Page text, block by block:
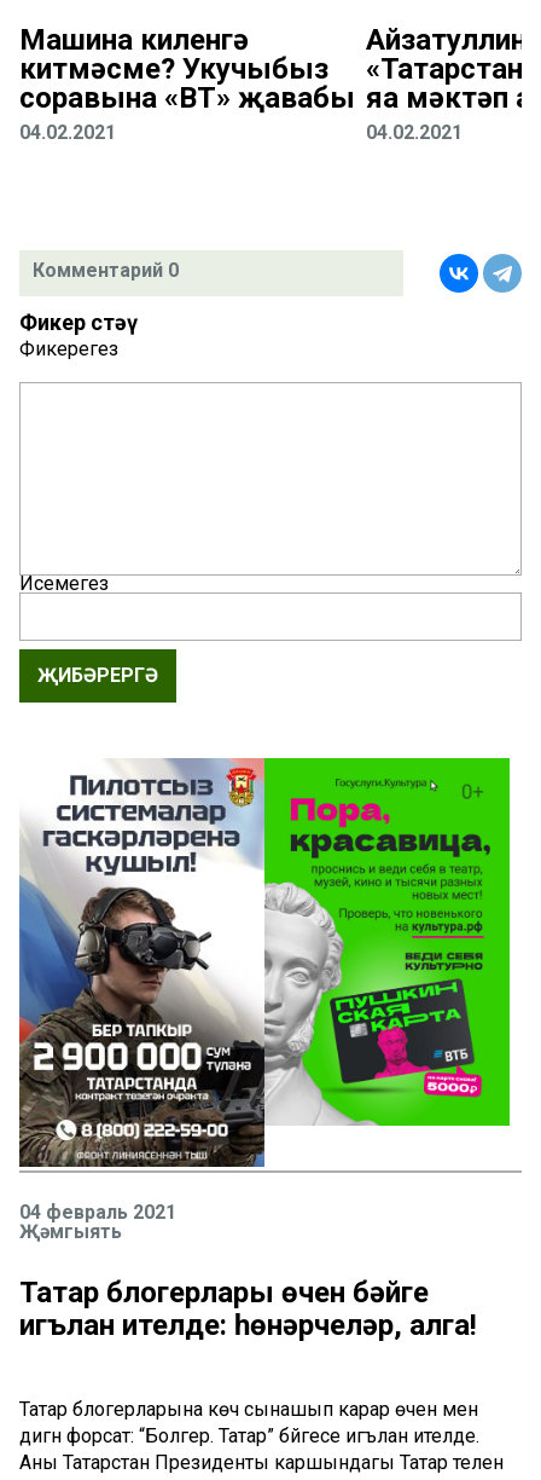
Машина киленгә
китмәсме? Укучыбыз
соравына «ВТ» җавабы
04.02.2021
Айзатуллин:
яңа мәктәп
04.02.2021
Комментарий 0
Фикер өстәү
Фикерегез
Исемегез
ҖИБӘРЕРГӘ
04 февраль 2021
Җәмгыять
Татар блогерлары өчен бәйге
игълан ителде: һөнәрчеләр, алга!
Татар блогерларына көч сынашып карар өчен менә
дигән форсат: “Болгер. Татар” бәйгесе игълан ителде.
Аны Татарстан Президенты каршындагы Татар телен